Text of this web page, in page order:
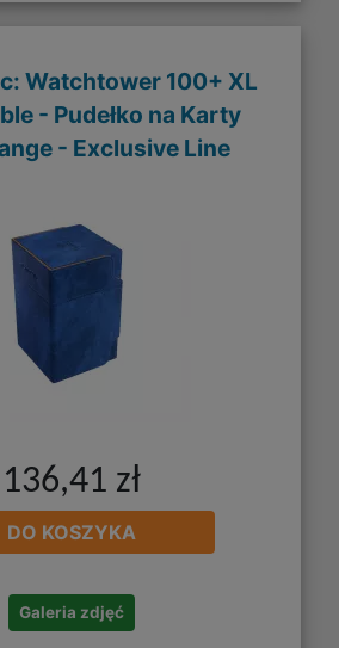
Watchtower 100+ XL
- Pudełko na Karty
- Exclusive Line
136,41 zł
DO KOSZYKA
Galeria zdjęć